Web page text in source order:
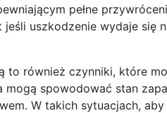
pełne
uszkodzenie wydaje się
to również czynniki, które
spowodować stan
W takich sytuacjach,